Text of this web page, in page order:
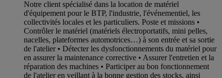
Notre client spécialisé dans la location de matériel
d'équipement pour le BTP, l'industrie, l'événementiel, les
collectivités locales et les particuliers. Poste et missions •
Contrôler le matériel (matériels électroportatifs, mini pelles,
nacelles, plateformes automotrices…) à son entrée et sa sortie
de l'atelier • Détecter les dysfonctionnements du matériel pour
en assurer la maintenance corrective • Assurer l'entretien et la
réparation des machines • Participer au bon fonctionnement
de l'atelier en veillant à la bonne gestion des stocks, ainsi